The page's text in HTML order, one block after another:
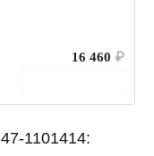
16 460 ₽
1101414: